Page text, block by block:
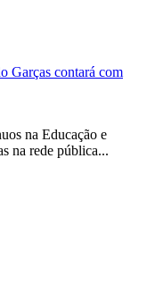
na Educação e
na rede pública...